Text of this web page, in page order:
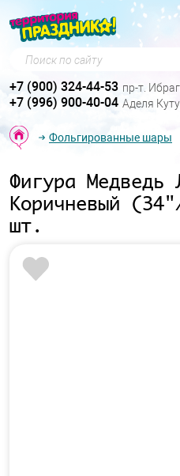
Поиск по сайту
+7 (900) 324-44-53 пр-т.
+7 (996) 900-40-04 Аделя
Фольгированные шары
Фигура Медведь
Коричневый
шт.